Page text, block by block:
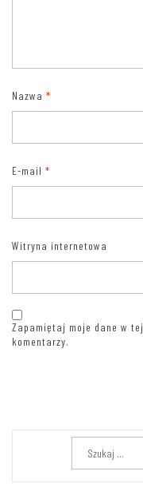
Nazwa *
E-mail *
Witryna internetowa
Zapamiętaj moje dane w
komentarzy.